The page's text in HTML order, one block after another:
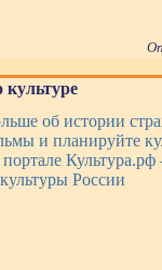
об истории
и планируйте
Культура.рф
России